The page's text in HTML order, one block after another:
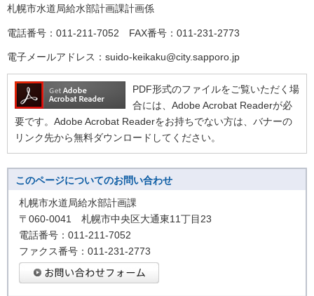
札幌市水道局給水部計画課計画係
電話番号：011-211-7052 FAX番号：011-231-2773
電子メールアドレス：suido-keikaku@city.sapporo.jp
PDF形式のファイルをご覧いただく場
合には、Adobe Acrobat Readerが必
要です。Adobe Acrobat Readerをお持ちでない方は、バナーの
リンク先から無料ダウンロードしてください。
このページについてのお問い合わせ
札幌市水道局給水部計画課
〒060-0041 札幌市中央区大通東11丁目23
電話番号：011-211-7052
ファクス番号：011-231-2773